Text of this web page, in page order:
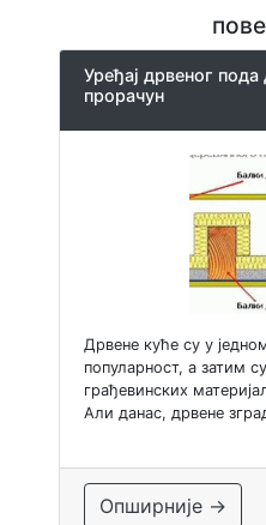
Уређај дрвеног пода
прорачун
Дрвене куће су у
популарност, а затим
грађевинских
Али данас, дрвене
Опширније →